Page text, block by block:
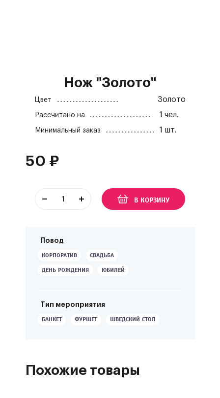
Повод
КОРПОРАТИВ СВАДЬБА
ДЕНЬ РОЖДЕНИЯ ЮБИЛЕЙ
Тип мероприятия
БАНКЕТ ФУРШЕТ ШВЕДСКИЙ СТОЛ
Нож "Золото"
Цвет Золото
Рассчитано на 1 чел.
Минимальный заказ 1 шт.
50 ₽
В КОРЗИНУ
Похожие товары